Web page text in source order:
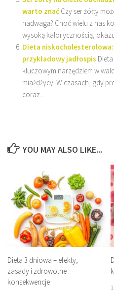
warto znać Czy ser żółty
nadwagą? Choć wielu z nas
wysoką kalorycznością,
Dieta niskocholesterolowa:
przykładowy jadłospis
kluczowym narzędziem w
miażdżycy. W czasach, gdy
coraz...
YOU MAY ALSO LIKE...
Dieta 3 dniowa – efekty,
zasady i zdrowotne
konsekwencje